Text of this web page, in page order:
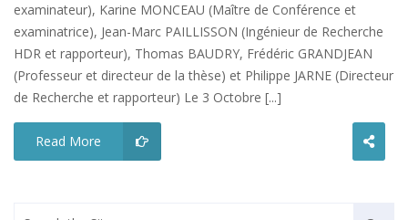
examinateur), Karine MONCEAU (Maître de Conférence et
examinatrice), Jean-Marc PAILLISSON (Ingénieur de Recherche
HDR et rapporteur), Thomas BAUDRY, Frédéric GRANDJEAN
(Professeur et directeur de la thèse) et Philippe JARNE (Directeur
de Recherche et rapporteur) Le 3 Octobre [...]
Read More